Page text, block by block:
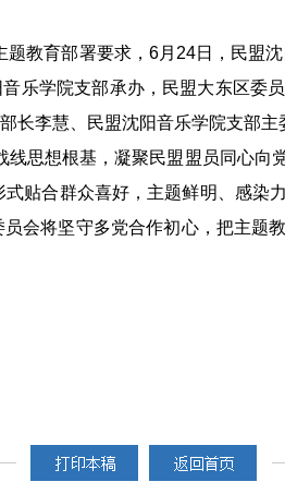
育部署要求，6月24日，民盟
学院支部承办，民盟大东区委
李慧、民盟沈阳音乐学院支部主
思想根基，凝聚民盟盟员同心向
贴合群众喜好，主题鲜明、感
会将坚守多党合作初心，把主题